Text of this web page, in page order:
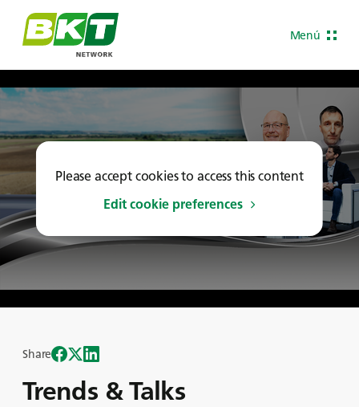
Menú
Please accept cookies to access this content
Edit cookie preferences
Trends & Talks
Share